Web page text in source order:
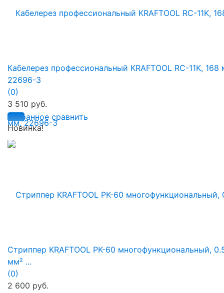
избранное сравнить
Кабелерез профессиональный KRAFTOOL RC-11K, 168
22696-3
(0)
3 510 руб.
Новинка!
Стриппер KRAFTOOL PK-60 многофункциональный,
мм² ...
(0)
2 600 руб.